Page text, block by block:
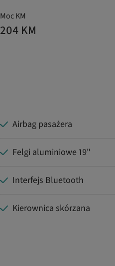
Moc KM
204 KM
Airbag pasażera
Felgi aluminiowe 19"
Interfejs Bluetooth
Kierownica skórzana